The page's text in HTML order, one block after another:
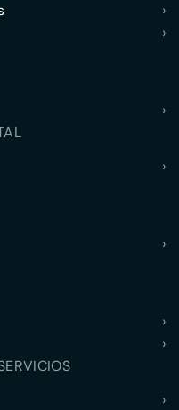
›
›
›
›
›
›
›
›